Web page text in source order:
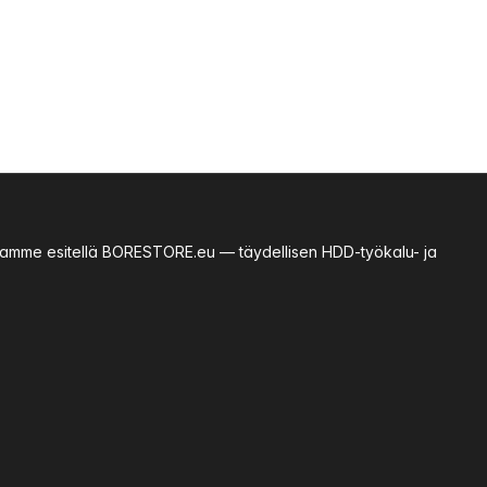
esitellä BORESTORE.eu — täydellisen HDD-työkalu- ja